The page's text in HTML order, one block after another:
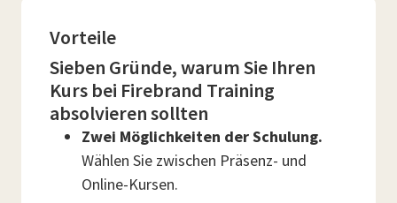
Vorteile
Sieben Gründe, warum Sie Ihren
Kurs bei Firebrand Training
absolvieren sollten
Zwei Möglichkeiten der Schulung.
Wählen Sie zwischen Präsenz- und
Online-Kursen.